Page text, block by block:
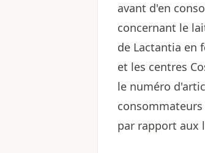
avant d'en
concernant le
de Lactantia en
et les centres
le numéro
par rapport aux